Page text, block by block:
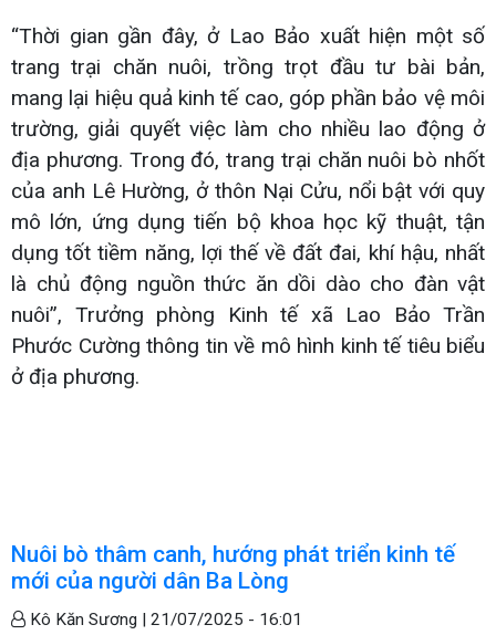
“Thời gian gần đây, ở Lao Bảo xuất hiện một số
trang trại chăn nuôi, trồng trọt đầu tư bài bản,
mang lại hiệu quả kinh tế cao, góp phần bảo vệ môi
trường, giải quyết việc làm cho nhiều lao động ở
địa phương. Trong đó, trang trại chăn nuôi bò nhốt
của anh Lê Hường, ở thôn Nại Cửu, nổi bật với quy
mô lớn, ứng dụng tiến bộ khoa học kỹ thuật, tận
dụng tốt tiềm năng, lợi thế về đất đai, khí hậu, nhất
là chủ động nguồn thức ăn dồi dào cho đàn vật
nuôi”, Trưởng phòng Kinh tế xã Lao Bảo Trần
Phước Cường thông tin về mô hình kinh tế tiêu biểu
ở địa phương.
Nuôi bò thâm canh, hướng phát triển kinh tế
mới của người dân Ba Lòng
Kô Kăn Sương | 21/07/2025 - 16:01